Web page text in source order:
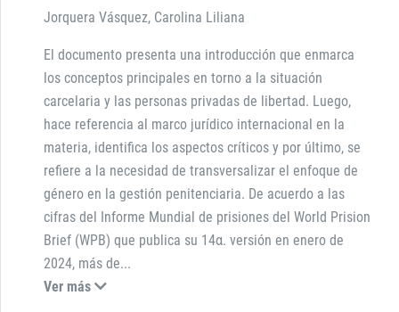
Jorquera Vásquez, Carolina Liliana
El documento presenta una introducción que enmarca
los conceptos principales en torno a la situación
carcelaria y las personas privadas de libertad. Luego,
hace referencia al marco jurídico internacional en la
materia, identifica los aspectos críticos y por último, se
refiere a la necesidad de transversalizar el enfoque de
género en la gestión penitenciaria. De acuerdo a las
cifras del Informe Mundial de prisiones del World Prision
Brief (WPB) que publica su 14α. versión en enero de
2024, más de...
Ver más